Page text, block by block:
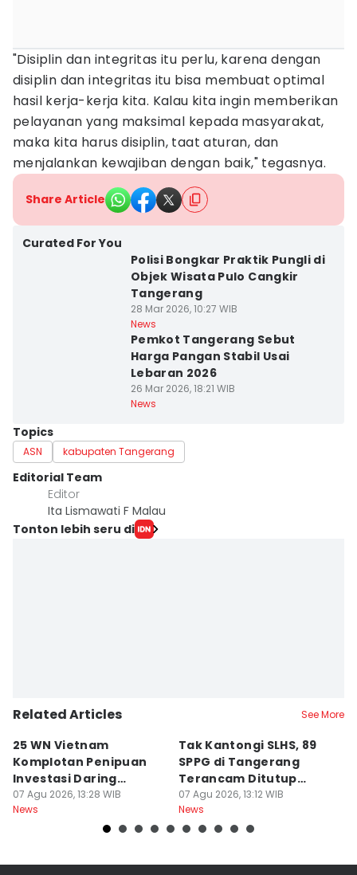
"Disiplin dan integritas itu perlu, karena dengan
disiplin dan integritas itu bisa membuat optimal
hasil kerja-kerja kita. Kalau kita ingin memberikan
pelayanan yang maksimal kepada masyarakat,
maka kita harus disiplin, taat aturan, dan
menjalankan kewajiban dengan baik," tegasnya.
Share Article
Curated For You
Polisi Bongkar Praktik Pungli di
Objek Wisata Pulo Cangkir
Tangerang
28 Mar 2026, 10:27 WIB
News
Pemkot Tangerang Sebut
Harga Pangan Stabil Usai
Lebaran 2026
26 Mar 2026, 18:21 WIB
News
Topics
ASN kabupaten Tangerang
Editorial Team
Editor
Ita Lismawati F Malau
Tonton lebih seru di
Related Articles See More
25 WN Vietnam
Komplotan Penipuan
Investasi Daring
Dideportasi
07 Agu 2026, 13:28 WIB
News
Tak Kantongi SLHS, 89
SPPG di Tangerang
Terancam Ditutup
Permanen
07 Agu 2026, 13:12 WIB
News